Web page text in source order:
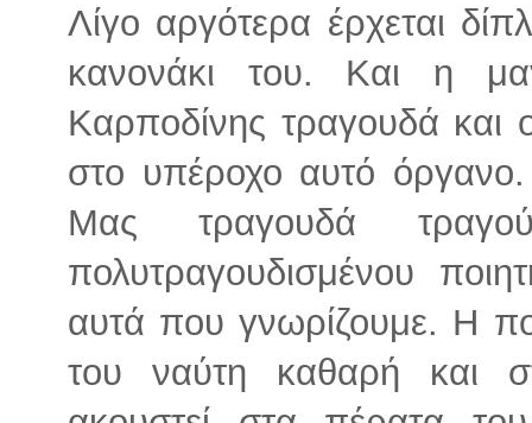
Λίγο αργότερα έρχεται
κανονάκι του. Και η
Καρποδίνης τραγουδά και
στο υπέροχο αυτό όργανο.
Μας τραγουδά
πολυτραγουδισμένου
αυτά που γνωρίζουμε. Η
του ναύτη καθαρή και